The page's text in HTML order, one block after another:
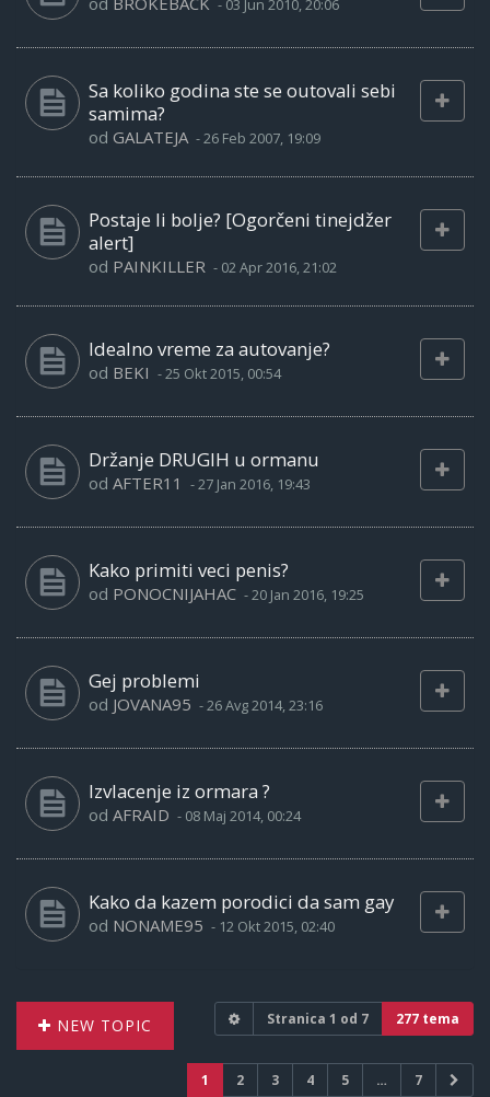
- 03 Jun 2010, 20:06
Sa koliko godina ste se outovali sebi
samima?
od GALATEJA -26 Feb 2007, 19:09
Postaje li bolje? [Ogorčeni tinejdžer
alert]
od PAINKILLER - 02 Apr 2016, 21:02
Idealno vreme za autovanje?
od BEKI -25 Okt 2015, 00:54
Držanje DRUGIH u ormanu
od AFTER11 -27 Jan 2016, 19:43
Kako primiti veci penis?
od PONOCNIJAHAC -20 Jan 2016, 19:25
Gej problemi
od JOVANA95 -26 Avg 2014, 23:16
Izvlacenje iz ormara ?
od AFRAID - 08 Maj 2014, 00:24
Kako da kazem porodici da sam gay
od NONAME95 - 12 Okt 2015, 02:40
NEW TOPIC Stranica 1 od 7 277 tema
1 2 3 4 5 … 7